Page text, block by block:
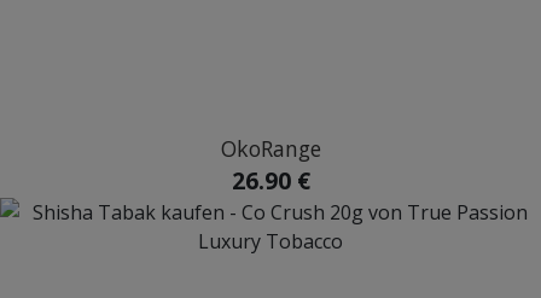
OkoRange
26.90 €